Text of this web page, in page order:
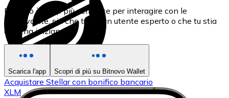
Acquistare Stellarcon bonifico bancario
XLM
Bitnovo è l'app più semplice per interagire con le
criptovalute, sia che tu sia un utente esperto o che tu stia
appena iniziando.
Scarica l'app Scopri di più su Bitnovo Wallet